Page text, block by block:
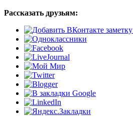
Рассказать друзьям: